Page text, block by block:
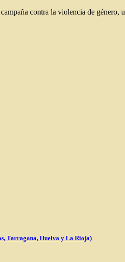
contra la violencia de género,
Tarragona, Huelva y La Rioja)